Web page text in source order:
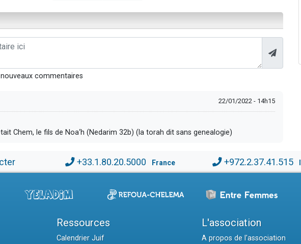
commentaires
22/01/2022 - 14h15
Chem, le fils de Noa‘h (Nedarim 32b) (la torah dit sans genealogie)
+33.1.80.20.5000 France +972.2.37.41.515
Ressources
Calendrier Juif
L'association
A propos de l'association